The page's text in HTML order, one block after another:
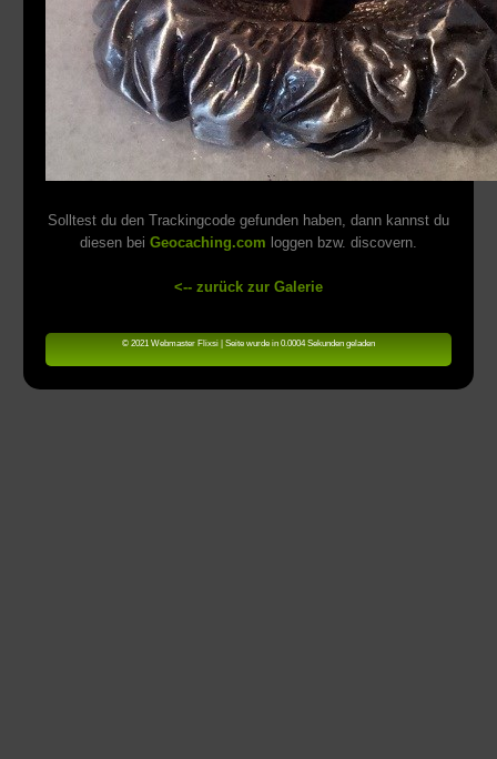
Solltest du den Trackingcode gefunden haben, dann kannst du
diesen bei Geocaching.com loggen bzw. discovern.
<-- zurück zur Galerie
© 2021 Webmaster Flixsi | Seite wurde in 0.0004 Sekunden geladen